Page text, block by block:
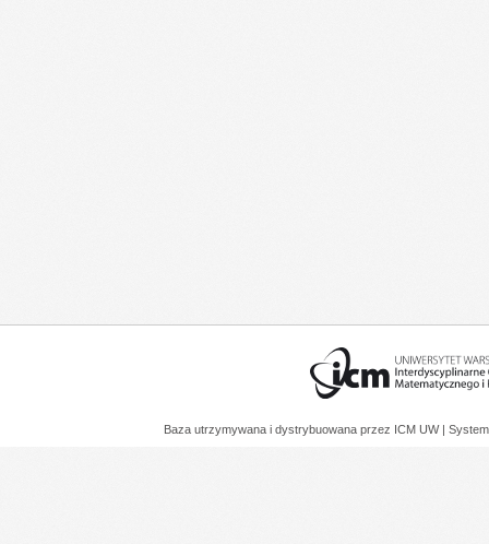
Baza utrzymywana i dystrybuowana przez ICM UW |